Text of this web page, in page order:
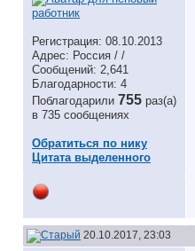
Регистрация: 08.10.2013
Адрес: Россия / /
Сообщений: 2,641
Благодарности: 4
Поблагодарили 755 раз(а)
в 735 сообщениях
Обратиться по нику
Цитата выделенного
20.10.2017, 23:03